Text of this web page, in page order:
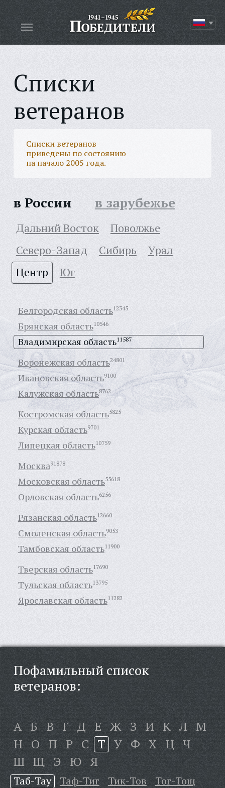
Списки
ветеранов
Списки ветеранов
приведены по состоянию
на начало 2005 года.
в России в зарубежье
Дальний Восток
Поволжье
Северо-Запад
Сибирь
Урал
Центр
Юг
Белгородская область12345
Брянская область10546
Владимирская область11587
Воронежская область24801
Ивановская область9100
Калужская область8762
Костромская область5825
Курская область9701
Липецкая область10759
Москва91878
Московская область55618
Орловская область6256
Рязанская область12660
Смоленская область9053
Тамбовская область11900
Тверская область17690
Тульская область13795
Ярославская область11282
Пофамильный список
ветеранов:
А Б В Г Д Е Ж З И К Л М
Н О П Р С Т У Ф Х Ц Ч
Ш Щ Э Ю Я
Таб-Тау Таф-Тиг Тик-Тов
Тог-Тощ